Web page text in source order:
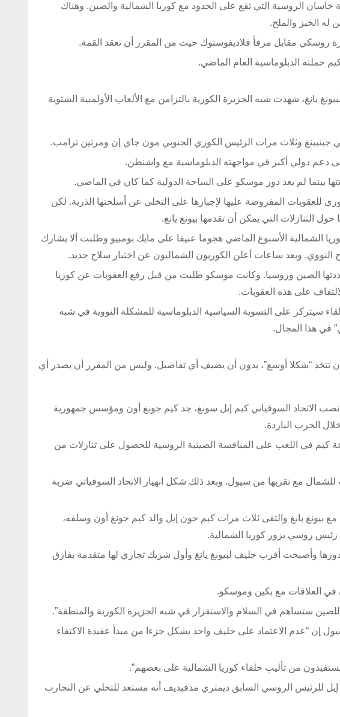
ووصل إلى مدينة خاسان الروسية التي تقع على الحدود مع كوريا الشمالية والصين. وهناك
له الخبز والملح.
روسكي مقابل مرفأ فلاديفوستوك حيث من المقرر أن تعقد القمة.
حملته الدبلوماسية العام الماضي.
يانغ، شهدت شبه الجزيرة الكورية بالتزامن مع الألعاب الأولمبية الشتوية
دعم دولي أكبر في مواجهته الدبلوماسية مع واشنطن.
بينما لم يعد دور موسكو على الساحة الدولية كما كان في الماضي.
المفروضة عليها لإجبارها على التخلي عن أسلحتها الذرية. لكن
التي يمكن أن تقدمها بيونغ يانغ.
الشمالية الأسبوع الماضي هجوما عنيفا على مايك بومبيو وطلبت ألا يشارك
النووي. وبعد ساعات أعلن الكوريون الشماليون عن اختبار سلاح جديد.
الصين وروسيا. وكانت موسكو طلبت من قبل رفع العقوبات عن كوريا
على هذه العقوبات.
سيتركز على التسوية السياسية الدبلوماسية للمشكلة النووية في شبه
في هذا المجال.
تتخذ “شكلا أوسع”، بدون أن يضيف أي تفاصيل. وليس من المقرر أن يصدر أي
نصب الاتحاد السوفياتي كيم إيل سونغ، جد كيم جونغ أون ومؤسس جمهورية
الحرب الباردة.
كيم في اللعب على المنافسة الصينية الروسية للحصول على تنازلات من
مع تقربها من سيول. وبعد ذلك شكل انهيار الاتحاد السوفياتي ضربة
مع بيونغ يانغ والتقى ثلاث مرات كيم جون إيل والد كيم جونغ أون وسلفه،
وأصبحت أقرب حليف لبيونغ يانغ وأول شريك تجاري لها متقدمة بفارق
في العلاقات مع بكين وموسكو.
ستساهم في السلام والاستقرار في شبه الجزيرة الكورية والمنطقة”.
إن “عدم الاعتماد على حليف واحد يشكل جزءا من مبدأ عقيدة الاكتفاء
من تأليب حلفاء كوريا الشمالية على بعضهم”.
إلى 2011 عندما أكد كيم جونغ إيل للرئيس الروسي السابق ديمتري مدفيديف أنه مستعد للتخلي عن التجارب